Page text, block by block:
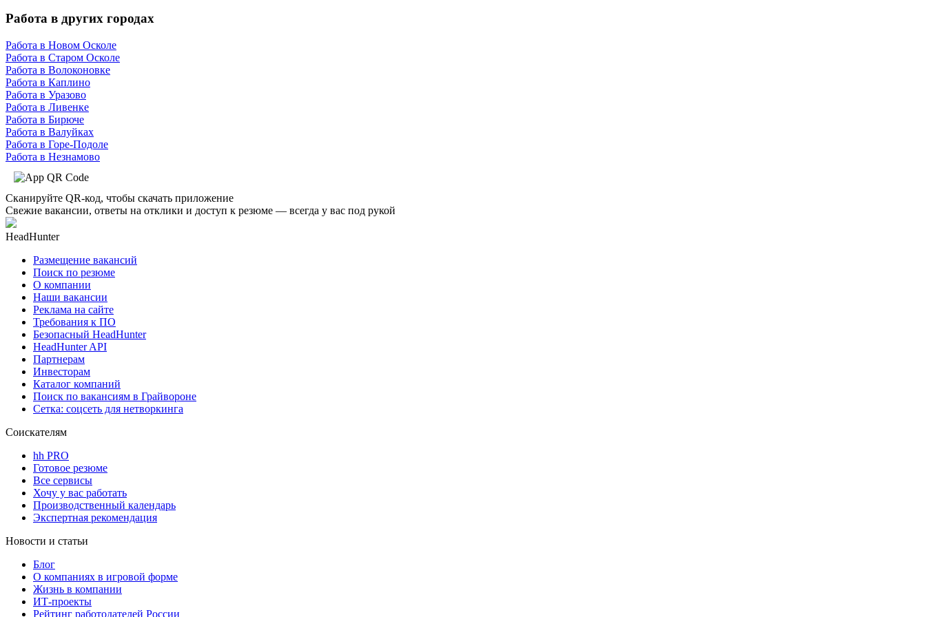
Работа в других городах
Работа в Новом Осколе
Работа в Старом Осколе
Работа в Волоконовке
Работа в Каплино
Работа в Уразово
Работа в Ливенке
Работа в Бирюче
Работа в Валуйках
Работа в Горе-Подоле
Работа в Незнамово
Сканируйте QR-код, чтобы скачать приложение
Свежие вакансии, ответы на отклики и доступ к резюме — всегда у вас под рукой
HeadHunter
Размещение вакансий
Поиск по резюме
О компании
Наши вакансии
Реклама на сайте
Требования к ПО
Безопасный HeadHunter
HeadHunter API
Партнерам
Инвесторам
Каталог компаний
Поиск по вакансиям в Грайвороне
Сетка: соцсеть для нетворкинга
Соискателям
hh PRO
Готовое резюме
Все сервисы
Хочу у вас работать
Производственный календарь
Экспертная рекомендация
Новости и статьи
Блог
О компаниях в игровой форме
Жизнь в компании
ИТ-проекты
Рейтинг работодателей России